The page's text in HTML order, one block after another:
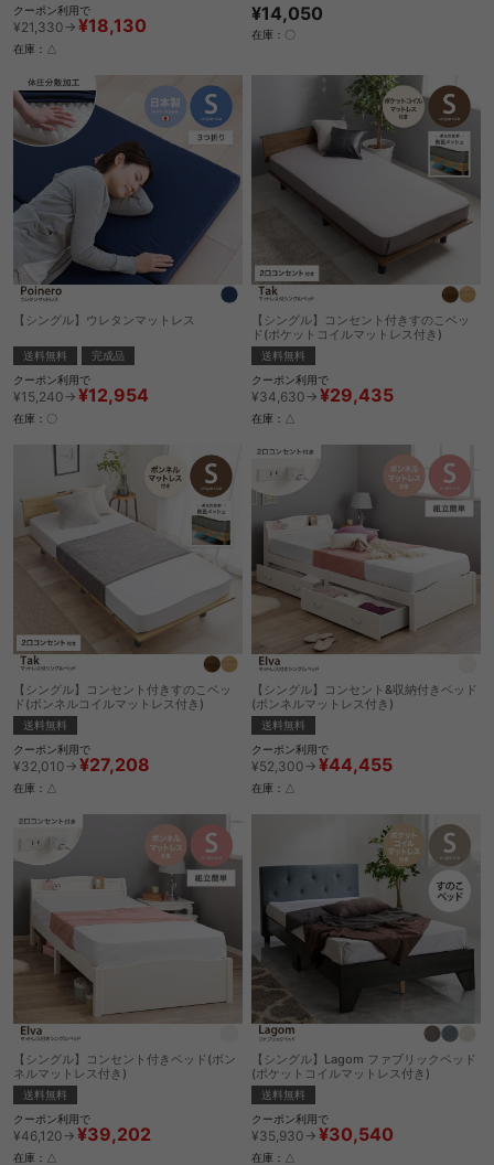
クーポン利用で
¥21,330→ ¥18,130
在庫：△
¥14,050
在庫：〇
【シングル】ウレタンマットレス
送料無料
完成品
クーポン利用で
¥15,240→ ¥12,954
在庫：〇
【シングル】コンセント付きすのこベッ
ド(ポケットコイルマットレス付き)
送料無料
クーポン利用で
¥34,630→ ¥29,435
在庫：△
【シングル】コンセント付きすのこベッ
ド(ボンネルコイルマットレス付き)
送料無料
クーポン利用で
¥32,010→ ¥27,208
在庫：△
【シングル】コンセント&収納付きベッド
(ボンネルマットレス付き)
送料無料
クーポン利用で
¥52,300→ ¥44,455
在庫：△
【シングル】コンセント付きベッド(ボン
ネルマットレス付き)
送料無料
クーポン利用で
¥46,120→ ¥39,202
在庫：△
【シングル】Lagom ファブリックベッド
(ポケットコイルマットレス付き)
送料無料
クーポン利用で
¥35,930→ ¥30,540
在庫：△